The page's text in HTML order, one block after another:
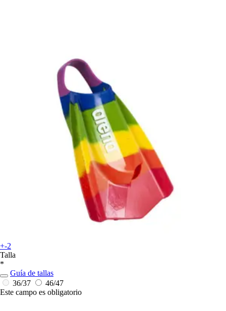
+-2
Talla
*
Guía de tallas
36/37
46/47
Este campo es obligatorio